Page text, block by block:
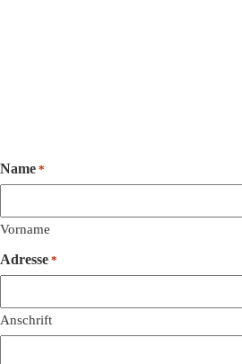
Name *
Vorname
Adresse *
Anschrift